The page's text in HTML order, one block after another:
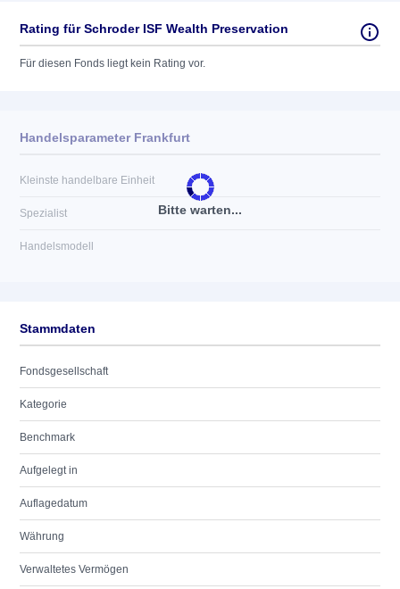
Rating für Schroder ISF Wealth Preservation
Für diesen Fonds liegt kein Rating vor.
Bitte warten...
Handelsparameter Frankfurt
Kleinste handelbare Einheit
Spezialist
Handelsmodell
Stammdaten
Fondsgesellschaft
Kategorie
Benchmark
Aufgelegt in
Auflagedatum
Währung
Verwaltetes Vermögen